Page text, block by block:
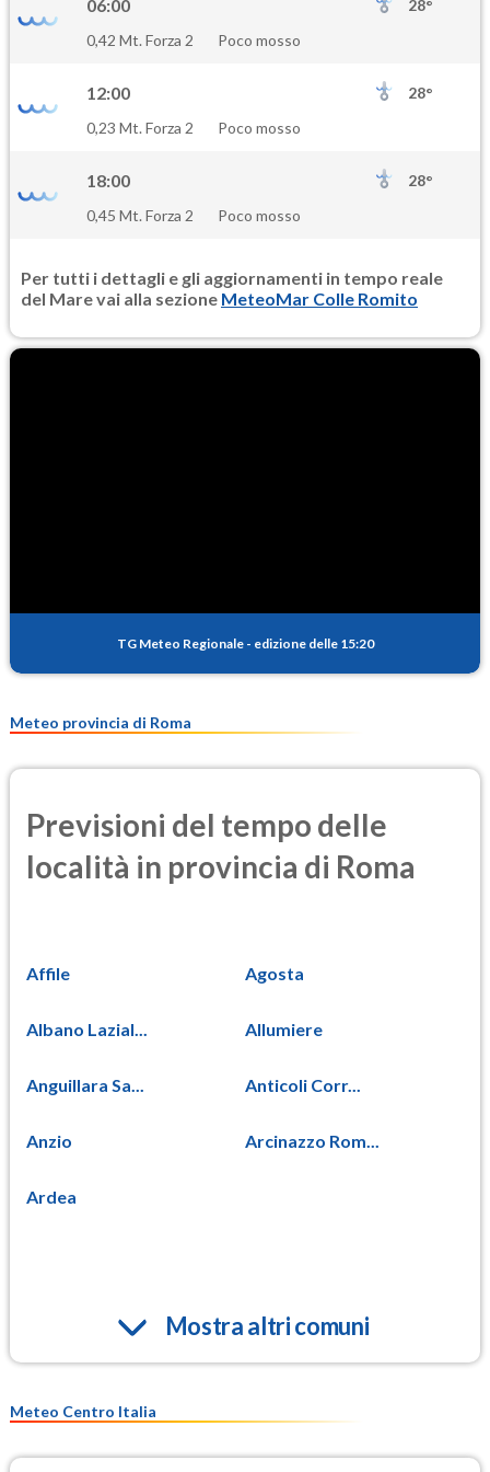
06:00
28°
0,42 Mt. Forza 2
Poco mosso
12:00
28°
0,23 Mt. Forza 2
Poco mosso
18:00
28°
0,45 Mt. Forza 2
Poco mosso
Per tutti i dettagli e gli aggiornamenti in tempo reale
del Mare vai alla sezione MeteoMar Colle Romito
TG Meteo Regionale - edizione delle 15:20
Meteo provincia di Roma
Previsioni del tempo delle
località in provincia di Roma
Affile Agosta
Albano Lazial... Allumiere
Anguillara Sa... Anticoli Corr...
Anzio Arcinazzo Rom...
Ardea
Mostra altri comuni
Meteo Centro Italia